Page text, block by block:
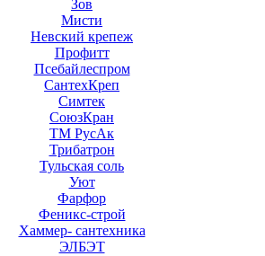
Зов
Мисти
Невский крепеж
Профитт
Псебайлеспром
СантехКреп
Симтек
СоюзКран
ТМ РусАк
Трибатрон
Тульская соль
Уют
Фарфор
Феникс-строй
Хаммер- сантехника
ЭЛБЭТ